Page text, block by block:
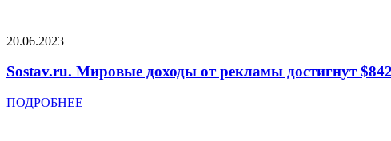
20.06.2023
Sostav.ru. Мировые доходы от рекламы достигнут
ПОДРОБНЕЕ